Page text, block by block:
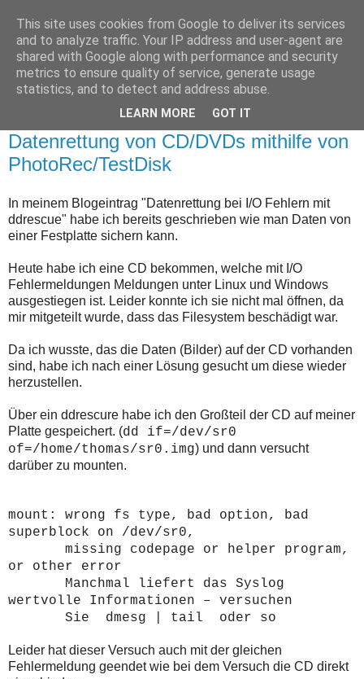
OpenSource Blog / Thomas
Bludau
Datenrettung von CD/DVDs mithilfe von
PhotoRec/TestDisk
In meinem Blogeintrag "Datenrettung bei I/O Fehlern mit
ddrescue" habe ich bereits geschrieben wie man Daten von
einer Festplatte sichern kann.
Heute habe ich eine CD bekommen, welche mit I/O
Fehlermeldungen Meldungen unter Linux und Windows
ausgestiegen ist. Leider konnte ich sie nicht mal öffnen, da
mir mitgeteilt wurde, dass das Filesystem beschädigt war.
Da ich wusste, das die Daten (Bilder) auf der CD vorhanden
sind, habe ich nach einer Lösung gesucht um diese wieder
herzustellen.
Über ein ddrescure habe ich den Großteil der CD auf meiner
Platte gespeichert. (dd if=/dev/sr0
of=/home/thomas/sr0.img) und dann versucht
darüber zu mounten.
mount: wrong fs type, bad option, bad
superblock on /dev/sr0,
missing codepage or helper program,
or other error
Manchmal liefert das Syslog
wertvolle Informationen – versuchen
Sie dmesg | tail oder so
Leider hat dieser Versuch auch mit der gleichen
Fehlermeldung geendet wie bei dem Versuch die CD direkt
This site uses cookies from Google to deliver its services
and to analyze traffic. Your IP address and user-agent are
shared with Google along with performance and security
metrics to ensure quality of service, generate usage
statistics, and to detect and address abuse.
LEARN MORE GOT IT